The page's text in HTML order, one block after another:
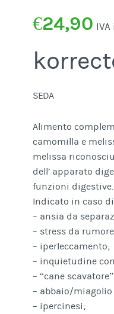
€24,90
SEDA
Alimento
camomilla e
melissa
dell’ apparato
funzioni digestive.
Indicato in caso
– ansia da
– stress da
– iperleccamento;
– inquietudine
– “cane
– abbaio/
– ipercinesi;